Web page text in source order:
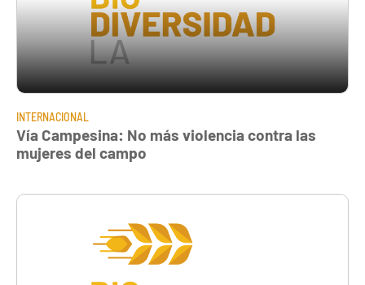
INTERNACIONAL
Vía Campesina: No más violencia contra las
mujeres del campo